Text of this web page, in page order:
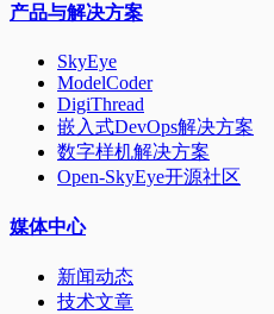
产品与解决方案
SkyEye
ModelCoder
DigiThread
嵌入式DevOps解决方案
数字样机解决方案
Open-SkyEye开源社区
媒体中心
新闻动态
技术文章